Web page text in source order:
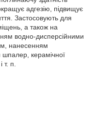
адгезію, підвищує
Застосовують для
а також на
водно-дисперсійними
нанесенням
керамічної
т. п.